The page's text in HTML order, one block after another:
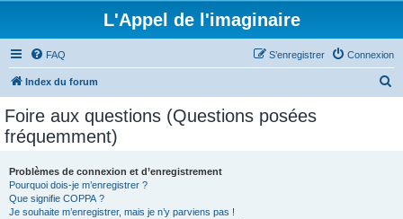
L'Appel de l'imaginaire
FAQ Connexion
S’enregistrer
Index du forum
Foire aux questions (Questions posées
fréquemment)
Problèmes de connexion et d’enregistrement
Pourquoi dois-je m’enregistrer ?
Que signifie COPPA ?
Je souhaite m’enregistrer, mais je n’y parviens pas !